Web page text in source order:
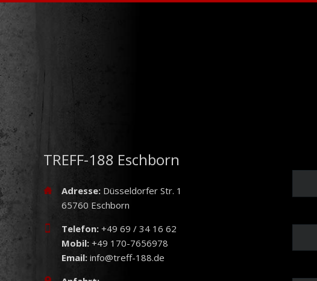
TREFF-188 Eschborn
Adresse: Düsseldorfer Str. 1
65760 Eschborn
Telefon: +49 69 / 34 16 62
Mobil: +49 170-7656978
Email: info@treff-188.de